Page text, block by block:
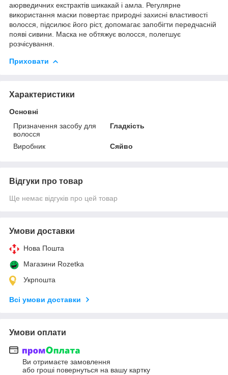
аюрведичних екстрактів шикакай і амла. Регулярне
використання маски повертає природні захисні властивості
волосся, підсилює його ріст, допомагає запобігти передчасній
появі сивини. Маска не обтяжує волосся, полегшує
розчісування.
Приховати
Характеристики
Основні
Призначення засобу для
волосся
Гладкість
Виробник Сяйво
Відгуки про товар
Ще немає відгуків про цей товар
Умови доставки
Нова Пошта
Магазини Rozetka
Укрпошта
Всі умови доставки
Умови оплати
Ви отримаєте замовлення
або гроші повернуться на вашу картку